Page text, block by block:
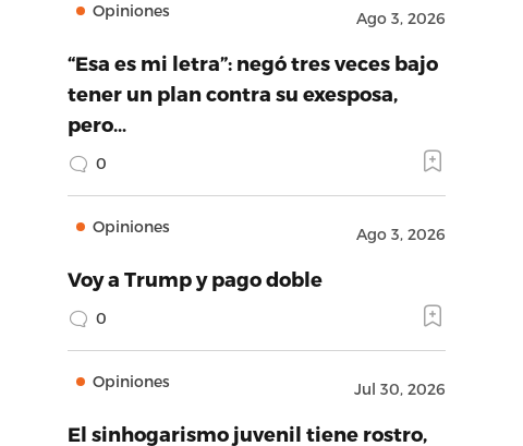
Opiniones Ago 3, 2026
“Esa es mi letra”: negó tres veces bajo
tener un plan contra su exesposa,
pero…
0
Opiniones Ago 3, 2026
Voy a Trump y pago doble
0
Opiniones Jul 30, 2026
El sinhogarismo juvenil tiene rostro,